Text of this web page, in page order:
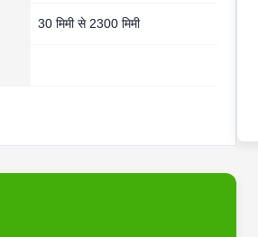
30 मिमी से 2300 मिमी